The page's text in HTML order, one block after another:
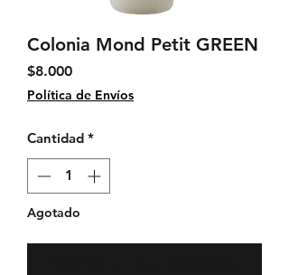
Colonia Mond Petit GREEN
$8.000Precio
Política de Envíos
Cantidad *
Agotado